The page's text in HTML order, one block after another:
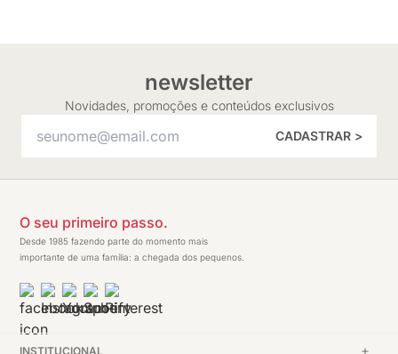
newsletter
Novidades, promoções e conteúdos exclusivos
CADASTRAR >
O seu primeiro passo.
Desde 1985 fazendo parte do momento mais
importante de uma família: a chegada dos pequenos.
INSTITUCIONAL